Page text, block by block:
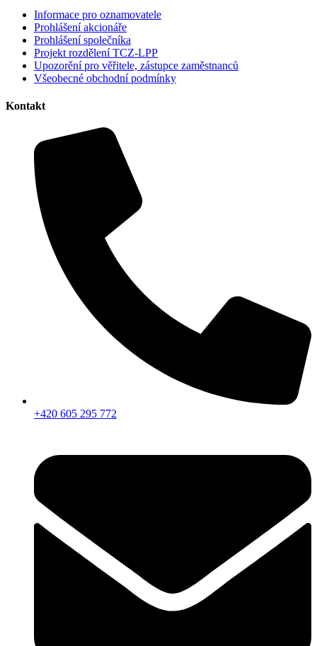
Informace pro oznamovatele
Prohlášení akcionáře
Prohlášení společníka
Projekt rozdělení TCZ-LPP
Upozorění pro věřitele, zástupce zaměstnanců
Všeobecné obchodní podmínky
Kontakt
+420 605 295 772